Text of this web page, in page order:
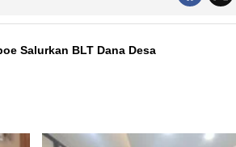
Salurkan BLT Dana Desa